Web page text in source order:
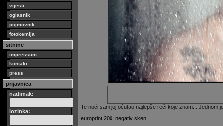
vijesti
oglasnik
pojmovnik
fotokemija
sitnine
impressum
kontakt
press
prijavnica
nadimak:
lozinka:
.
Te noći sam joj oćutao najlepše reči koje znam... Jednom
europrint 200, negativ sken.